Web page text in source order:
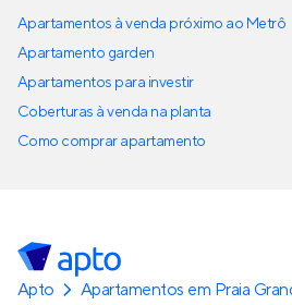
Apartamentos à venda próximo ao Metrô
Apartamento garden
Apartamentos para investir
Coberturas à venda na planta
Como comprar apartamento
Apto Apartamentos em Praia